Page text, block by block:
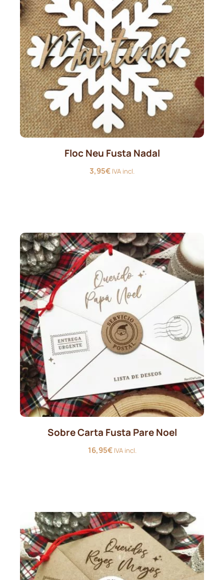
Floc Neu Fusta Nadal
3,95€ IVA incl.
Sobre Carta Fusta Pare Noel
16,95€ IVA incl.